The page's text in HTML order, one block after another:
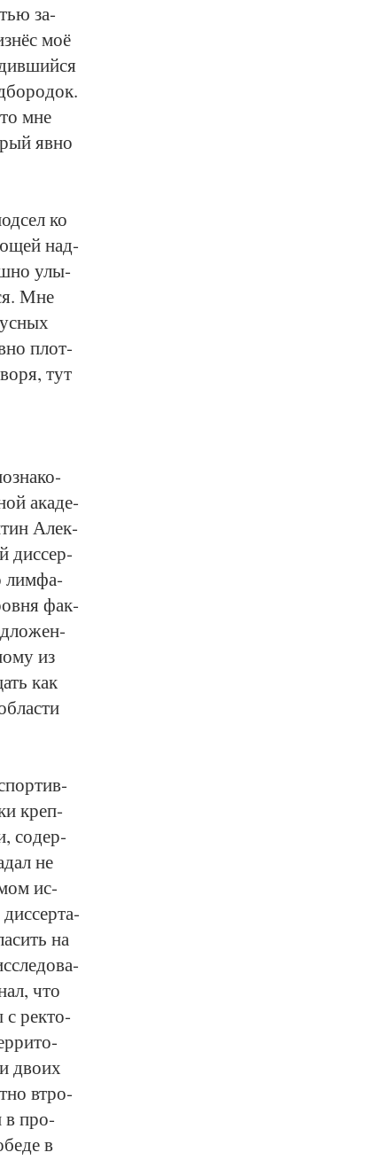
за­
моё
мне
яв­но
ко
над­
улы­
Мне
плот­
тут
ака­де­
Алек­
дис­сер­
лим­фа­
фак­
из
как
креп­
со­дер­
не
ис­
дис­сер­та­
на
что
с рек­то­
дво­их
втро­
в про­
в